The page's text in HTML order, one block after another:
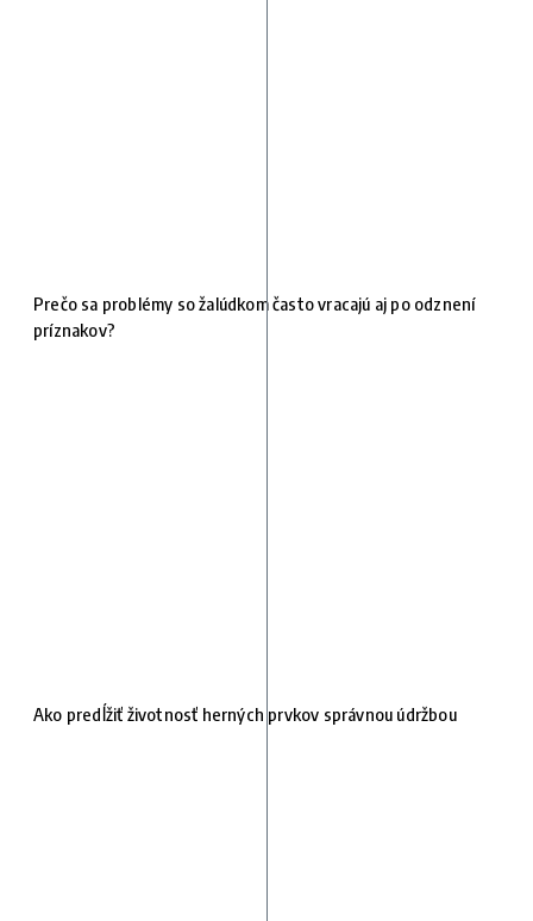
Prečo sa problémy so žalúdkom často vracajú aj po odznení
príznakov?
Ako predĺžiť životnosť herných prvkov správnou údržbou